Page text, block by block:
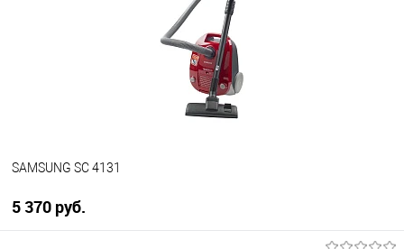
SAMSUNG SC 4131
5 370 руб.